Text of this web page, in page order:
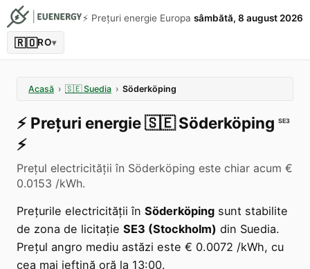
⚡️ Prețuri energie Europa sâmbătă, 8 august 2026
🇷🇴RO▾
Acasă › 🇸🇪 Suedia › Söderköping
⚡️ Prețuri energie🇸🇪 Söderköping SE3
⚡️
Prețul electricității în Söderköping este chiar acum €
0.0153 /kWh.
Prețurile electricității în Söderköping sunt stabilite
de zona de licitație SE3 (Stockholm) din Suedia.
Prețul angro mediu astăzi este € 0.0072 /kWh, cu
cea mai ieftină oră la 13:00.